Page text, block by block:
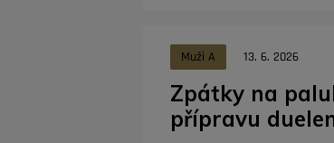
Muži A 13. 6. 2026
Zpátky na
přípravu